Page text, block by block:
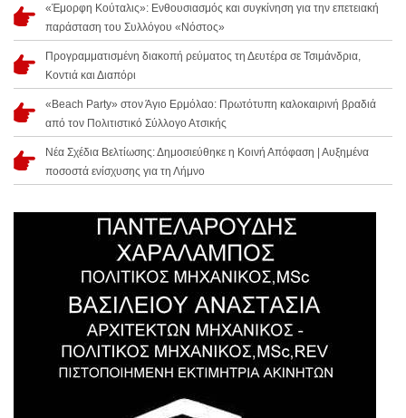
«Έμορφη Κούταλις»: Ενθουσιασμός και συγκίνηση για την επετειακή
παράσταση του Συλλόγου «Νόστος»
Προγραμματισμένη διακοπή ρεύματος τη Δευτέρα σε Τσιμάνδρια,
Κοντιά και Διαπόρι
«Beach Party» στον Άγιο Ερμόλαο: Πρωτότυπη καλοκαιρινή βραδιά
από τον Πολιτιστικό Σύλλογο Ατσικής
Νέα Σχέδια Βελτίωσης: Δημοσιεύθηκε η Κοινή Απόφαση | Αυξημένα
ποσοστά ενίσχυσης για τη Λήμνο